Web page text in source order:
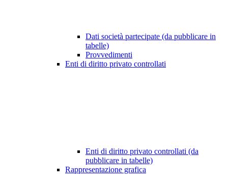
Dati società partecipate (da pubblicare in
tabelle)
Provvedimenti
Enti di diritto privato controllati
Enti di diritto privato controllati (da
pubblicare in tabelle)
Rappresentazione grafica